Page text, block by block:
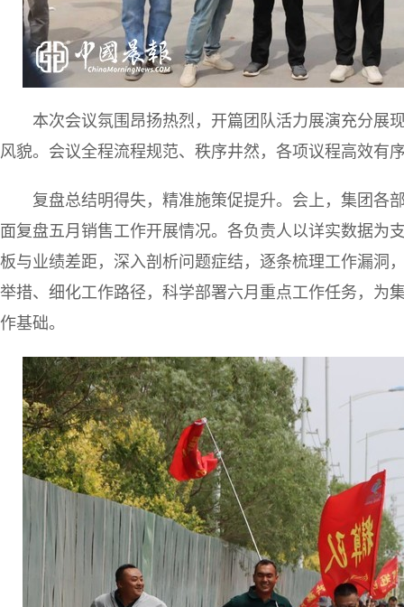
本次会议氛围昂扬热烈，开篇团队活力展演充分展
风貌。会议全程流程规范、秩序井然，各项议程高效有
复盘总结明得失，精准施策促提升。会上，集团各
面复盘五月销售工作开展情况。各负责人以详实数据为
板与业绩差距，深入剖析问题症结，逐条梳理工作漏洞
举措、细化工作路径，科学部署六月重点工作任务，为
作基础。